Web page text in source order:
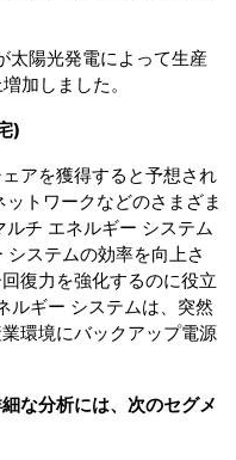
陽光発電によって生産
加しました。
)
アを獲得すると予想され
トワークなどのさまざま
チ エネルギー システム
ステムの効率を向上さ
復力を強化するのに役立
ルギー システムは、突然
環境にバックアップ電源
な分析には、次のセグメ